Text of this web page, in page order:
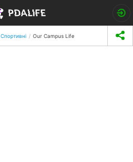
Спортивні Our Campus Life